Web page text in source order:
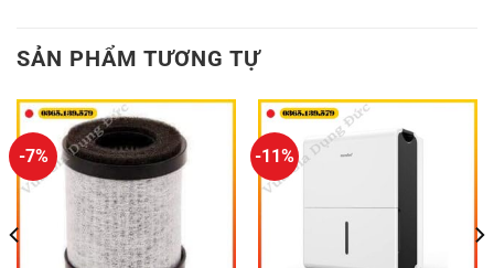
SẢN PHẨM TƯƠNG TỰ
-7% -11%